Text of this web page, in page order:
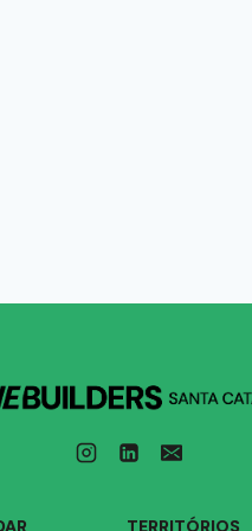
TERRITÓRIOS